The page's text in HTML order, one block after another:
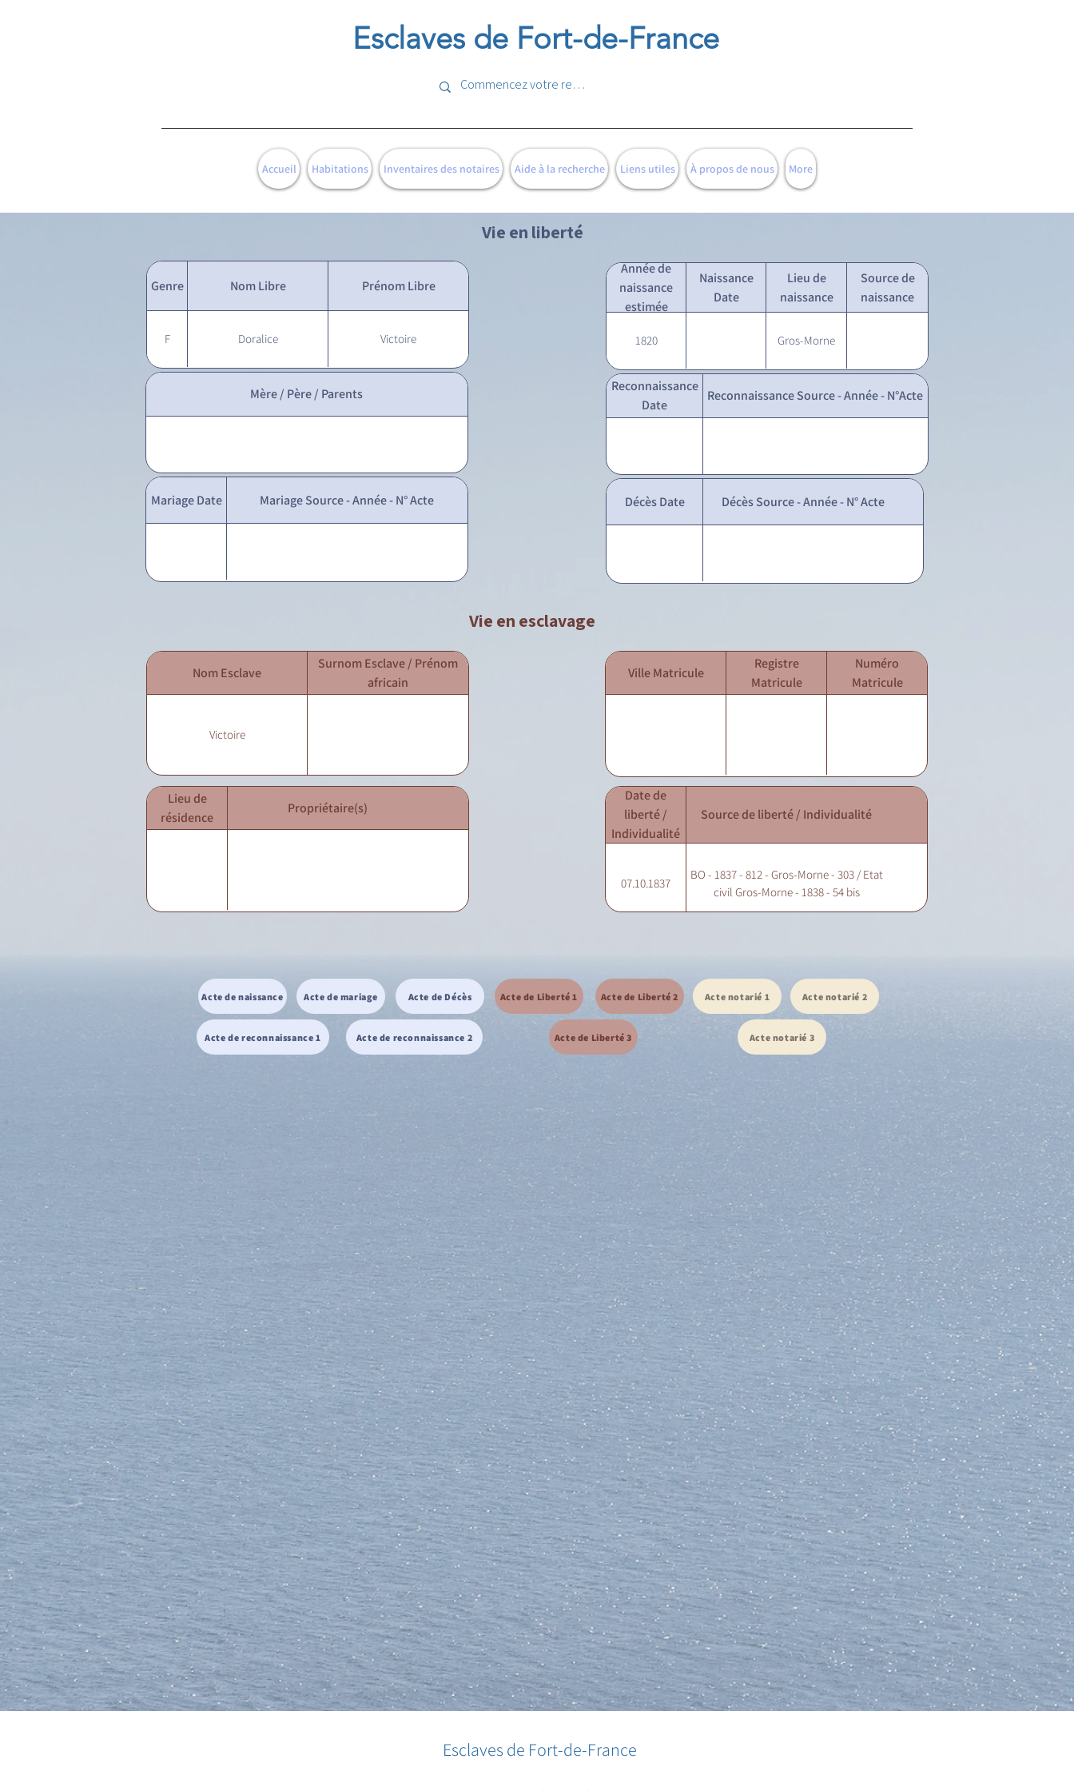
Esclaves de Fort-de-France
Accueil Habitations Inventaires des notaires Aide à la recherche Liens utiles À propos de nous More
Vie en liberté
Genre Nom Libre Prénom Libre
F Doralice Victoire
Année de
naissance
estimée
Naissance
Date
Lieu de
naissance
Source de
naissance
1820 Gros-Morne
Mère / Père / Parents
Mariage Date Mariage Source - Année - N° Acte
Reconnaissance
Date
Reconnaissance Source - Année - N°Acte
Décès Date Décès Source - Année - N° Acte
Vie en esclavage
Nom Esclave
Surnom Esclave / Prénom
africain
Victoire
Ville Matricule
Registre
Matricule
Numéro
Matricule
Lieu de
résidence
Propriétaire(s)
Date de
liberté /
Individualité
Source de liberté / Individualité
07.10.1837
BO - 1837 - 812 - Gros-Morne - 303 / Etat
civil Gros-Morne - 1838 - 54 bis
Acte de naissance Acte de mariage Acte de Décès
Acte de reconnaissance 1 Acte de reconnaissance 2
Acte de Liberté 1 Acte de Liberté 2
Acte de Liberté 3
Acte notarié 1 Acte notarié 2
Acte notarié 3
Esclaves de Fort-de-France